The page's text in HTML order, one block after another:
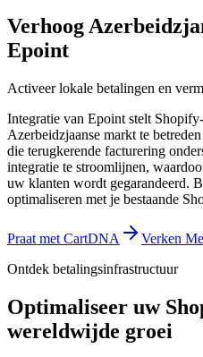
Verhoog
Epoint
Activeer lokale betalingen en
Integratie van Epoint stelt
Azerbeidzjaanse markt te
die terugkerende facturering
integratie te stroomlijnen,
uw klanten wordt gegarandeerd.
optimaliseren met je bestaande
Praat met CartDNA
Verken
Ontdek betalingsinfrastructuur
Optimaliseer uw
wereldwijde groei